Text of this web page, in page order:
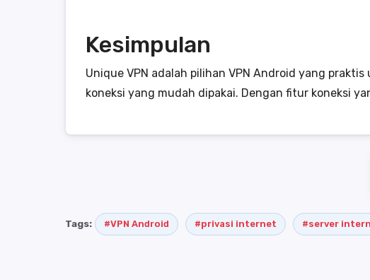
Kesimpulan
Unique VPN adalah pilihan VPN Android yang
koneksi yang mudah dipakai. Dengan fitur koneksi
Tags: #VPN Android #privasi internet #server